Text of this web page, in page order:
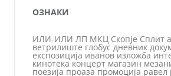
ОЗНАКИ
ИЛИ-ИЛИ ЛП МКЦ Скопје Сплит
ветрилиште глобус дневник
експозиција иванов изложба
кинотека концерт магазин
поезија проаза промоција равел